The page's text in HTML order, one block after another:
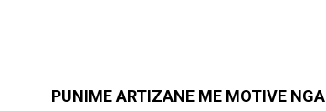
PUNIME ARTIZANE ME MOTIVE NGA